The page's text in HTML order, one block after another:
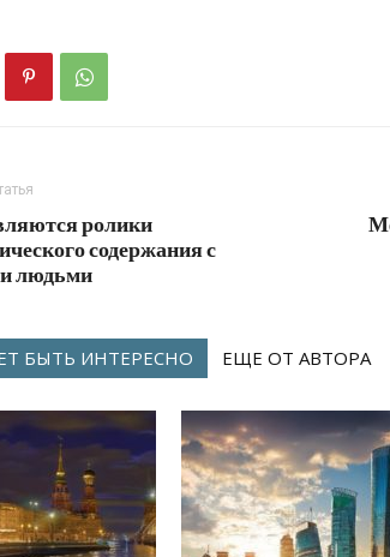
ролики
содержания с
людьми
БЫТЬ ИНТЕРЕСНО ЕЩЕ ОТ АВТОРА